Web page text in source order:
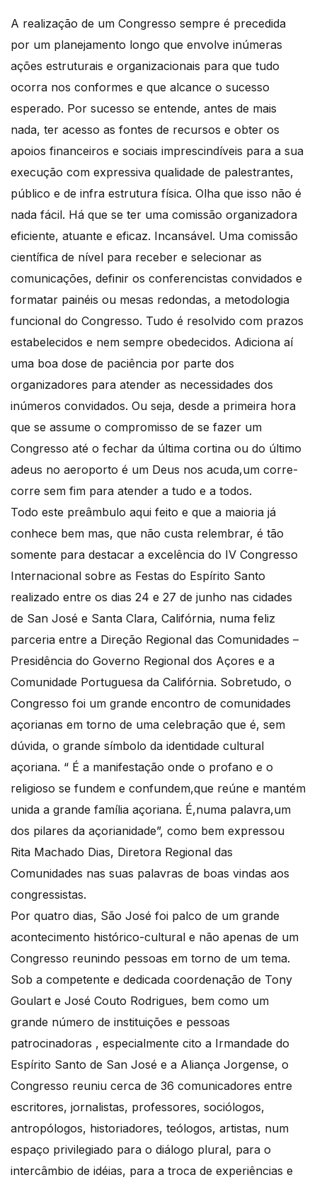
A realização de um Congresso sempre é precedida
por um planejamento longo que envolve inúmeras
ações estruturais e organizacionais para que tudo
ocorra nos conformes e que alcance o sucesso
esperado. Por sucesso se entende, antes de mais
nada, ter acesso as fontes de recursos e obter os
apoios financeiros e sociais imprescindíveis para a sua
execução com expressiva qualidade de palestrantes,
público e de infra estrutura física. Olha que isso não é
nada fácil. Há que se ter uma comissão organizadora
eficiente, atuante e eficaz. Incansável. Uma comissão
científica de nível para receber e selecionar as
comunicações, definir os conferencistas convidados e
formatar painéis ou mesas redondas, a metodologia
funcional do Congresso. Tudo é resolvido com prazos
estabelecidos e nem sempre obedecidos. Adiciona aí
uma boa dose de paciência por parte dos
organizadores para atender as necessidades dos
inúmeros convidados. Ou seja, desde a primeira hora
que se assume o compromisso de se fazer um
Congresso até o fechar da última cortina ou do último
adeus no aeroporto é um Deus nos acuda,um corre-
corre sem fim para atender a tudo e a todos.
Todo este preâmbulo aqui feito e que a maioria já
conhece bem mas, que não custa relembrar, é tão
somente para destacar a excelência do IV Congresso
Internacional sobre as Festas do Espírito Santo
realizado entre os dias 24 e 27 de junho nas cidades
de San José e Santa Clara, Califórnia, numa feliz
parceria entre a Direção Regional das Comunidades –
Presidência do Governo Regional dos Açores e a
Comunidade Portuguesa da Califórnia. Sobretudo, o
Congresso foi um grande encontro de comunidades
açorianas em torno de uma celebração que é, sem
dúvida, o grande símbolo da identidade cultural
açoriana. “ É a manifestação onde o profano e o
religioso se fundem e confundem,que reúne e mantém
unida a grande família açoriana. É,numa palavra,um
dos pilares da açorianidade”, como bem expressou
Rita Machado Dias, Diretora Regional das
Comunidades nas suas palavras de boas vindas aos
congressistas.
Por quatro dias, São José foi palco de um grande
acontecimento histórico-cultural e não apenas de um
Congresso reunindo pessoas em torno de um tema.
Sob a competente e dedicada coordenação de Tony
Goulart e José Couto Rodrigues, bem como um
grande número de instituições e pessoas
patrocinadoras , especialmente cito a Irmandade do
Espírito Santo de San José e a Aliança Jorgense, o
Congresso reuniu cerca de 36 comunicadores entre
escritores, jornalistas, professores, sociólogos,
antropólogos, historiadores, teólogos, artistas, num
espaço privilegiado para o diálogo plural, para o
intercâmbio de idéias, para a troca de experiências e